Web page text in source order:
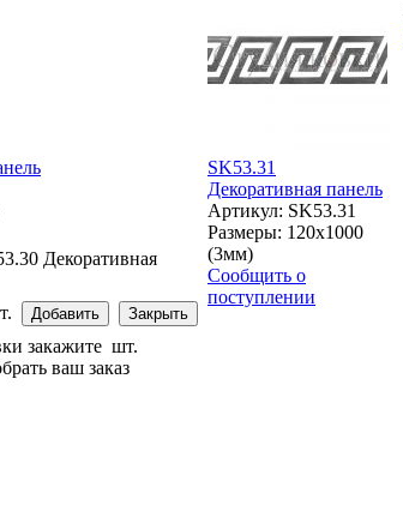
Декоративная
закажите шт.
ваш заказ
SK53.31
Декоративная панель
Артикул: SK53.31
Размеры: 120x1000
(3мм)
Сообщить о
поступлении